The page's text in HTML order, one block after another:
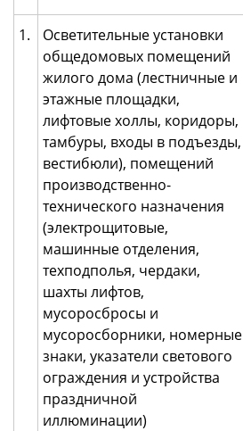
1.
Осветительные установки
общедомовых помещений
жилого дома (лестничные и
этажные площадки,
лифтовые холлы, коридоры,
тамбуры, входы в подъезды,
вестибюли), помещений
производственно-
технического назначения
(электрощитовые,
машинные отделения,
техподполья, чердаки,
шахты лифтов,
мусоросбросы и
мусоросборники, номерные
знаки, указатели светового
ограждения и устройства
праздничной
иллюминации)